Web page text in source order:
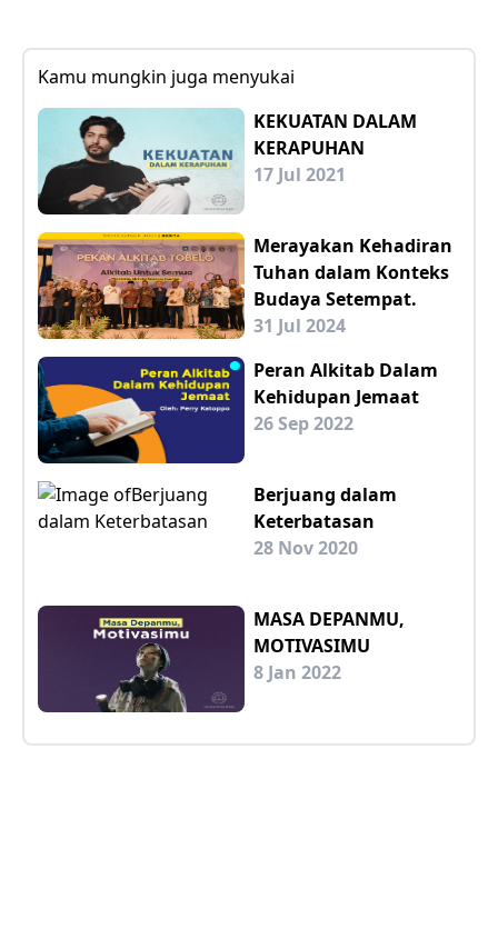
Kamu mungkin juga menyukai
KEKUATAN DALAM
KERAPUHAN
17 Jul 2021
Merayakan Kehadiran
Tuhan dalam Konteks
Budaya Setempat.
31 Jul 2024
Peran Alkitab Dalam
Kehidupan Jemaat
26 Sep 2022
Berjuang dalam
Keterbatasan
28 Nov 2020
MASA DEPANMU,
MOTIVASIMU
8 Jan 2022